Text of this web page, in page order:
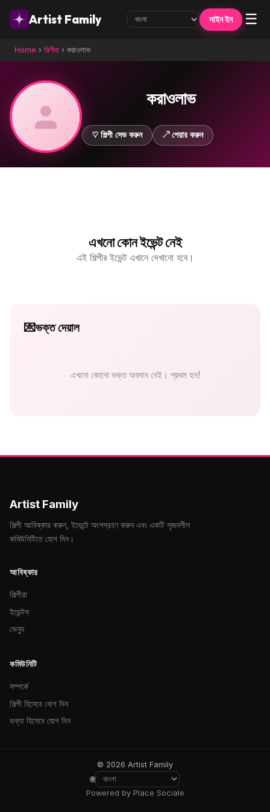
Artist Family সাইন ইন ☰
Home › শিল্পীরা › করাওলাভ
করাওলাভ
♡ শিল্পী সেভ করুন ↗ শেয়ার করুন
এখনো কোন ইভেন্ট নেই
এই শিল্পীর ইভেন্ট এখানে দেখানো হবে।
💌ভক্ত দেয়াল
এখনো কোনো ভক্ত অবদান নেই। প্রথম হন!
Artist Family
শিল্পী আবিষ্কার করুন, ইভেন্টে অংশগ্রহণ করুন এবং একটি সৃজনশীল
কমিউনিটিতে যোগ দিন।
আবিষ্কার
শিল্পীরা
ইভেন্টস
ভেন্যু
কমিউনিটি
সম্পর্কে
শিল্পী হিসেবে যোগ দিন
ভক্ত হিসেবে যোগ দিন
© 2026 Artist Family
🌐
Powered by Place Sociale